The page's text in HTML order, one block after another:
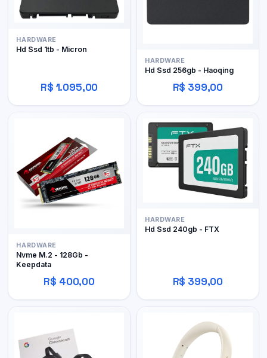
HARDWARE
Hd Ssd 1tb - Micron
R$ 1.095,00
HARDWARE
Hd Ssd 256gb - Haoqing
R$ 399,00
HARDWARE
Nvme M.2 - 128Gb -
Keepdata
R$ 400,00
HARDWARE
Hd Ssd 240gb - FTX
R$ 399,00